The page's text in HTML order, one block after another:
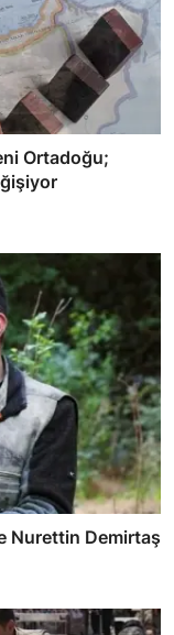
Ortadoğu;
Nurettin Demirtaş